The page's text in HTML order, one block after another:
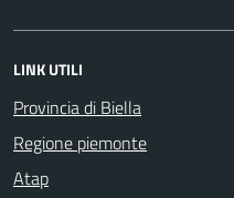
LINK UTILI
Provincia di Biella
Regione piemonte
Atap